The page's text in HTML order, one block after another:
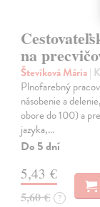
na
Števíková Mária|
Plnofarebný
násobenie a
obore do 100) a
jazyka,…
Do 5 dní
5,43 €
5,60 € ?